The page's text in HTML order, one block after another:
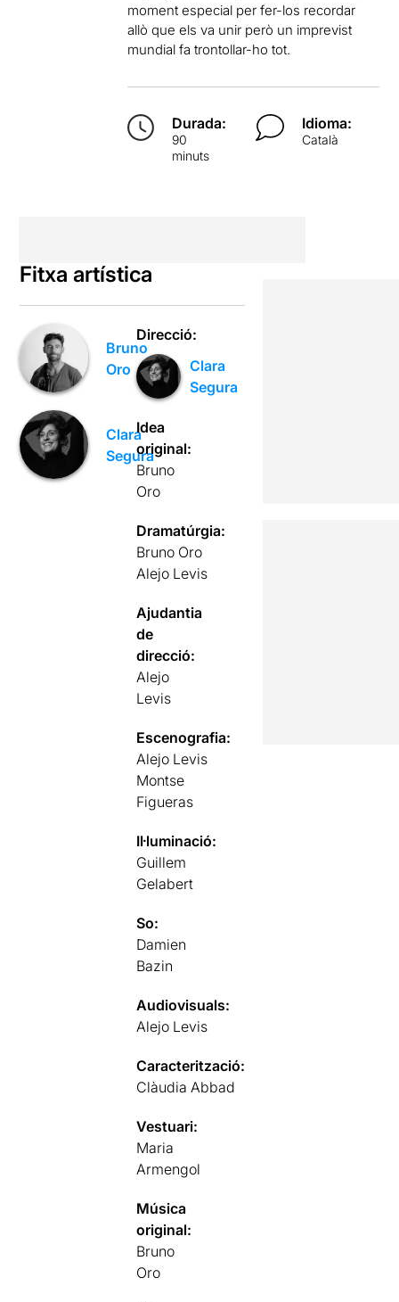
moment especial per fer-los recordar
allò que els va unir però un imprevist
mundial fa trontollar-ho tot.
Durada:
90
minuts
Idioma:
Català
Fitxa artística
Bruno
Oro
Clara
Segura
Direcció:
Clara
Segura
Idea
original:
Bruno
Oro
Dramatúrgia:
Bruno Oro
Alejo Levis
Ajudantia
de
direcció:
Alejo
Levis
Escenografia:
Alejo Levis
Montse
Figueras
Il·luminació:
Guillem
Gelabert
So:
Damien
Bazin
Audiovisuals:
Alejo Levis
Caracterització:
Clàudia Abbad
Vestuari:
Maria
Armengol
Música
original:
Bruno
Oro